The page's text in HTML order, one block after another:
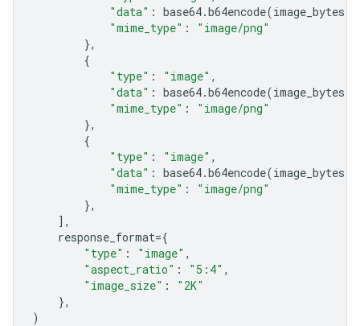
"data" : base64.b64encode(image_bytes
"mime_type" :
"image/png"
},
{
"type" : "image" ,
"data" : base64.b64encode(image_bytes
"mime_type" :
"image/png"
},
{
"type" : "image" ,
"data" : base64.b64encode(image_bytes
"mime_type" :
"image/png"
},
],
response_format={
"type" : "image" ,
"aspect_ratio" : "5:4" ,
"image_size" :
"2K"
},
)